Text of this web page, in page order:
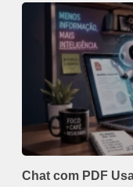
Chat com PDF